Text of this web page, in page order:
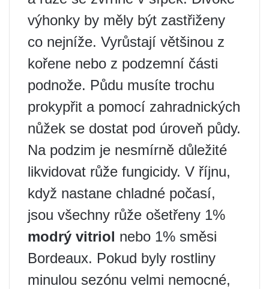
výhonky by měly být zastřiženy
co nejníže. Vyrůstají většinou z
kořene nebo z podzemní části
podnože. Půdu musíte trochu
prokypřit a pomocí zahradnických
nůžek se dostat pod úroveň půdy.
Na podzim je nesmírně důležité
likvidovat růže fungicidy. V říjnu,
když nastane chladné počasí,
jsou všechny růže ošetřeny 1%
modrý vitriol nebo 1% směsi
Bordeaux. Pokud byly rostliny
minulou sezónu velmi nemocné,